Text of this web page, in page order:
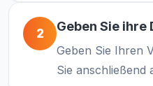
2 Geben Sie ihre
Geben Sie Ihren
Sie anschließend